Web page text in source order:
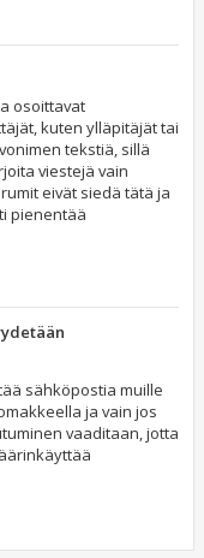
osoittavat
kuten ylläpitäjät tai
tekstiä, sillä
viestejä vain
eivät siedä tätä ja
pienentää
sähköpostia muille
ja vain jos
vaaditaan, jotta